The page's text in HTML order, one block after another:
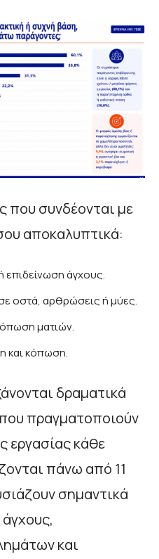
που συνδέονται με
αποκαλυπτικά:
επιδείνωση άγχους.
οστά, αρθρώσεις ή μύες.
ματιών.
και κόπωση.
δραματικά
πραγματοποιούν
εργασίας κάθε
πάνω από 11
σημαντικά
και